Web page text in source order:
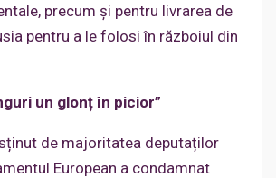
precum și pentru livrarea de
pentru a le folosi în războiul din
un glonț în picior”
de majoritatea deputaților
European a condamnat